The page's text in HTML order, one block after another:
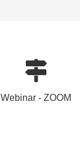
Webinar - ZOOM